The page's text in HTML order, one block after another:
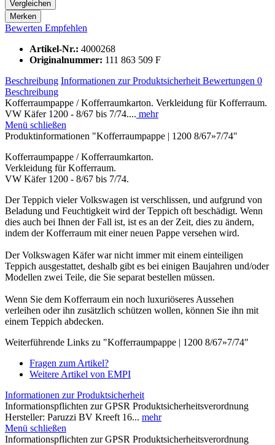
Vergleichen
Merken
Bewerten Empfehlen
Artikel-Nr.: 4000268
Originalnummer: 111 863 509 F
Beschreibung Informationen zur Produktsicherheit Bewertungen 0
Beschreibung
Kofferraumpappe / Kofferraumkarton. Verkleidung für Kofferraum.
VW Käfer 1200 - 8/67 bis 7/74.... mehr
Menü schließen
Produktinformationen "Kofferraumpappe | 1200 8/67»7/74"
Kofferraumpappe / Kofferraumkarton.
Verkleidung für Kofferraum.
VW Käfer 1200 - 8/67 bis 7/74.
Der Teppich vieler Volkswagen ist verschlissen, und aufgrund von
Beladung und Feuchtigkeit wird der Teppich oft beschädigt. Wenn
dies auch bei Ihnen der Fall ist, ist es an der Zeit, dies zu ändern,
indem der Kofferraum mit einer neuen Pappe versehen wird.
Der Volkswagen Käfer war nicht immer mit einem einteiligen
Teppich ausgestattet, deshalb gibt es bei einigen Baujahren und/oder
Modellen zwei Teile, die Sie separat bestellen müssen.
Wenn Sie dem Kofferraum ein noch luxuriöseres Aussehen
verleihen oder ihn zusätzlich schützen wollen, können Sie ihn mit
einem Teppich abdecken.
Weiterführende Links zu "Kofferraumpappe | 1200 8/67»7/74"
Fragen zum Artikel?
Weitere Artikel von EMPI
Informationen zur Produktsicherheit
Informationspflichten zur GPSR Produktsicherheitsverordnung
Hersteller: Paruzzi BV Kreeft 16... mehr
Menü schließen
Informationspflichten zur GPSR Produktsicherheitsverordnung